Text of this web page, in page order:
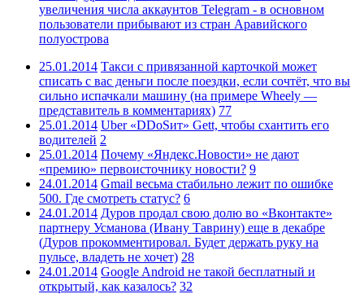
увеличения числа аккаунтов Telegram - в основном
пользователи прибывают из стран Аравийского
полуострова
25.01.2014 Такси с привязанной карточкой может
списать с вас деньги после поездки, если сочтёт, что вы
сильно испачкали машину (на примере Wheely —
представитель в комментариях) 77
25.01.2014 Uber «DDoSит» Gett, чтобы схантить его
водителей 2
25.01.2014 Почему «Яндекс.Новости» не дают
«премию» первоисточнику новости? 9
24.01.2014 Gmail весьма стабильно лежит по ошибке
500. Где смотреть статус? 6
24.01.2014 Дуров продал свою долю во «Вконтакте»
партнеру Усманова (Ивану Таврину) еще в декабре
(Дуров прокомментировал. Будет держать руку на
пульсе, владеть не хочет) 28
24.01.2014 Google Android не такой бесплатный и
открытый, как казалось? 32